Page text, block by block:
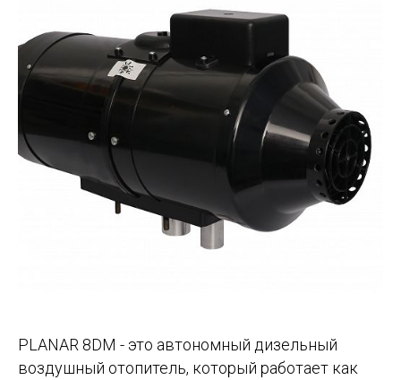
PLANAR 8DM - это автономный дизельный
воздушный отопитель, который работает как